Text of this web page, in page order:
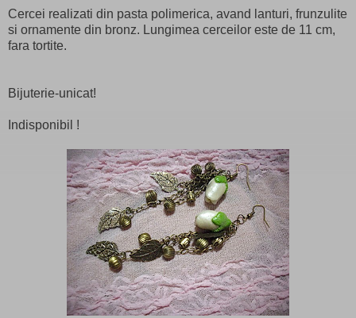
Cercei realizati din pasta polimerica, avand lanturi, frunzulite
si ornamente din bronz. Lungimea cerceilor este de 11 cm,
fara tortite.
Bijuterie-unicat!
Indisponibil !